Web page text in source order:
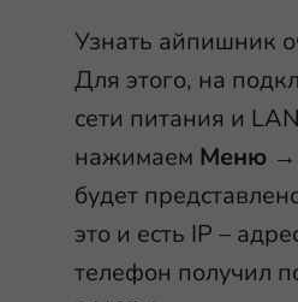
Узнать айпишник
Для этого, на
сети питания и
нажимаем Меню →
будет
это и есть IP –
телефон получил